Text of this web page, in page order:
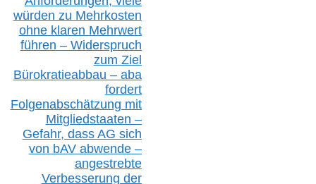
würden zu Mehrkosten
ohne klaren Mehrwert
führen – Widerspruch
zum Ziel
Bürokratieabbau – aba
fordert
Folgenabschätzung mit
Mitgliedstaaten –
Gefahr, dass AG sich
von bAV abwende –
angestrebte
Verbesserung der